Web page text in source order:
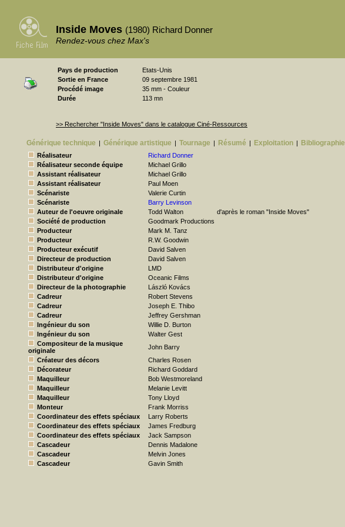
Inside Moves (1980) Richard Donner
Rendez-vous chez Max's
Pays de production
Etats-Unis
Sortie en France
09 septembre 1981
Procédé image
35 mm - Couleur
Durée
113 mn
>> Rechercher "Inside Moves" dans le catalogue Ciné-Ressources
Générique technique | Générique artistique | Tournage | Résumé | Exploitation | Bibliographie
Réalisateur
Richard Donner
Réalisateur seconde équipe
Michael Grillo
Assistant réalisateur
Michael Grillo
Assistant réalisateur
Paul Moen
Scénariste
Valerie Curtin
Scénariste
Barry Levinson
Auteur de l'oeuvre originale
Todd Walton
d'après le roman "Inside Moves"
Société de production
Goodmark Productions
Producteur
Mark M. Tanz
Producteur
R.W. Goodwin
Producteur exécutif
David Salven
Directeur de production
David Salven
Distributeur d'origine
LMD
Distributeur d'origine
Oceanic Films
Directeur de la photographie
László Kovács
Cadreur
Robert Stevens
Cadreur
Joseph E. Thibo
Cadreur
Jeffrey Gershman
Ingénieur du son
Willie D. Burton
Ingénieur du son
Walter Gest
Compositeur de la musique
originale
John Barry
Créateur des décors
Charles Rosen
Décorateur
Richard Goddard
Maquilleur
Bob Westmoreland
Maquilleur
Melanie Levitt
Maquilleur
Tony Lloyd
Monteur
Frank Morriss
Coordinateur des effets spéciaux
Larry Roberts
Coordinateur des effets spéciaux
James Fredburg
Coordinateur des effets spéciaux
Jack Sampson
Cascadeur
Dennis Madalone
Cascadeur
Melvin Jones
Cascadeur
Gavin Smith